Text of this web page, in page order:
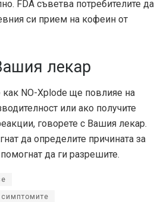
FDA съветва потребителите да
си прием на кофеин от
лекар
как NO-Xplode ще повлияе на
или ако получите
говорете с Вашия лекар.
да определите причината за
да ги разрешите.